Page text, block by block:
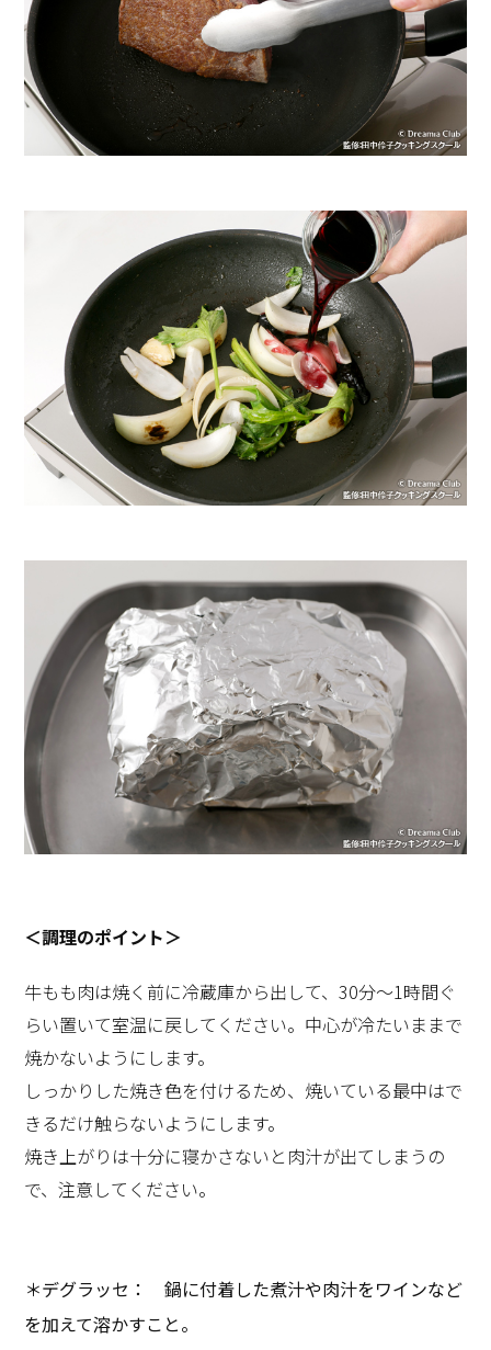
＜調理のポイント＞
牛もも肉は焼く前に冷蔵庫から出して、30分～1時間ぐ
らい置いて室温に戻してください。中心が冷たいままで
焼かないようにします。
しっかりした焼き色を付けるため、焼いている最中はで
きるだけ触らないようにします。
焼き上がりは十分に寝かさないと肉汁が出てしまうの
で、注意してください。
＊デグラッセ： 鍋に付着した煮汁や肉汁をワインなど
を加えて溶かすこと。